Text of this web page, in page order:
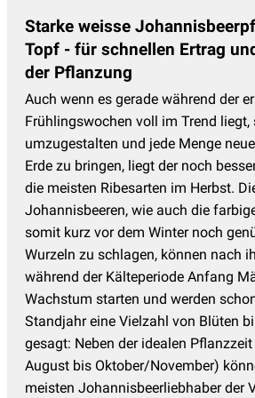
Starke weisse
Topf - für schnellen Ertrag
der Pflanzung
Auch wenn es gerade während der
Frühlingswochen voll im Trend liegt,
umzugestalten und jede Menge
Erde zu bringen, liegt der noch
die meisten Ribesarten im Herbst.
Johannisbeeren, wie auch die
somit kurz vor dem Winter noch
Wurzeln zu schlagen, können nach
während der Kälteperiode Anfang
Wachstum starten und werden
Standjahr eine Vielzahl von Blüten
gesagt: Neben der idealen
August bis Oktober/November)
meisten Johannisbeerliebhaber der